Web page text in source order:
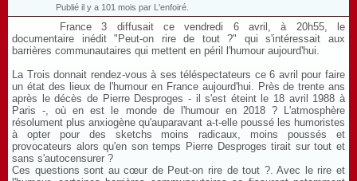
Publié il y a 101 mois par L'enfoiré.
France 3 diffusait ce vendredi 6 avril, à 20h55, le
documentaire inédit "Peut-on rire de tout ?" qui s'intéressait aux
barrières communautaires qui mettent en péril l'humour aujourd'hui.
La Trois donnait rendez-vous à ses téléspectateurs ce 6 avril pour faire
un état des lieux de l'humour en France aujourd'hui. Près de trente ans
après le décès de Pierre Desproges - il s'est éteint le 18 avril 1988 à
Paris -, où en est le monde de l'humour en 2018 ? L'atmosphère
résolument plus anxiogène qu'auparavant a-t-elle poussé les humoristes
à opter pour des sketchs moins radicaux, moins poussés et
provocateurs alors qu'en son temps Pierre Desproges tirait sur tout et
sans s'autocensurer ?
Ces questions sont au cœur de Peut-on rire de tout ?. Avec le rire et